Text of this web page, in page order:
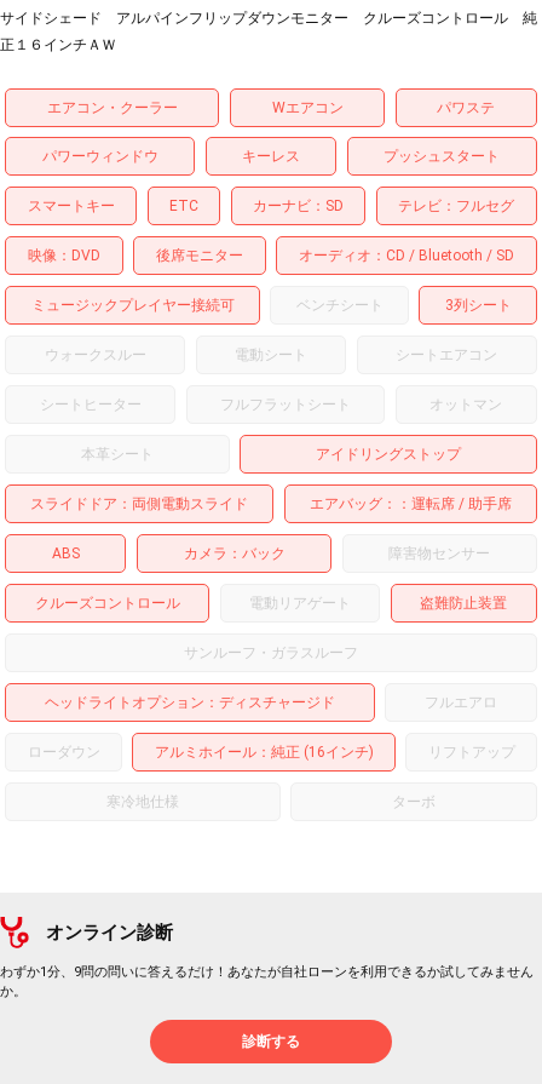
サイドシェード アルパインフリップダウンモニター クルーズコントロール 純
正１６インチＡＷ
エアコン・クーラー Wエアコン パワステ
パワーウィンドウ キーレス プッシュスタート
スマートキー ETC カーナビ SD テレビ フルセグ
映像 DVD 後席モニター オーディオ CD Bluetooth SD
ミュージックプレイヤー接続可 ベンチシート 3列シート
ウォークスルー 電動シート シートエアコン
シートヒーター フルフラットシート オットマン
本革シート アイドリングストップ
スライドドア 両側電動スライド エアバッグ： 運転席 助手席
ABS カメラ バック 障害物センサー
クルーズコントロール 電動リアゲート 盗難防止装置
サンルーフ・ガラスルーフ
ヘッドライトオプション ディスチャージド フルエアロ
ローダウン アルミホイール：純正 (16インチ) リフトアップ
寒冷地仕様 ターボ
オンライン診断
わずか1分、9問の問いに答えるだけ！あなたが自社ローンを利用できるか試してみません
か。
診断する